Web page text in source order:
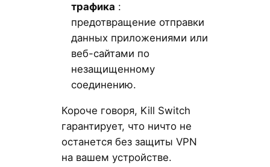
трафика :
предотвращение отправки
данных приложениями или
веб-сайтами по
незащищенному
соединению.
Короче говоря, Kill Switch
гарантирует, что ничто не
останется без защиты VPN
на вашем устройстве.